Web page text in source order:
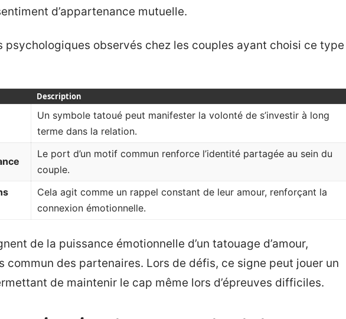
d’appartenance mutuelle.
psychologiques observés chez les couples ayant choisi ce type
Description
Un symbole tatoué peut manifester la volonté de s’investir à long
terme dans la relation.
Le port d’un motif commun renforce l’identité partagée au sein du
couple.
Cela agit comme un rappel constant de leur amour, renforçant la
connexion émotionnelle.
de la puissance émotionnelle d’un tatouage d’amour,
commun des partenaires. Lors de défis, ce signe peut jouer un
de maintenir le cap même lors d’épreuves difficiles.